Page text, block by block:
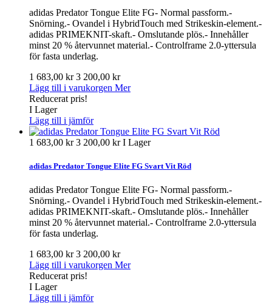
adidas Predator Tongue Elite FG- Normal passform.-
Snörning.- Ovandel i HybridTouch med Strikeskin-element.-
adidas PRIMEKNIT-skaft.- Omslutande plös.- Innehåller
minst 20 % återvunnet material.- Controlframe 2.0-yttersula
för fasta underlag.
1 683,00 kr3 200,00 kr
Lägg till i varukorgen Mer
Reducerat pris!
I Lager
Lägg till i jämför
1 683,00 kr3 200,00 krI Lager
adidas Predator Tongue Elite FG Svart Vit Röd
adidas Predator Tongue Elite FG- Normal passform.-
Snörning.- Ovandel i HybridTouch med Strikeskin-element.-
adidas PRIMEKNIT-skaft.- Omslutande plös.- Innehåller
minst 20 % återvunnet material.- Controlframe 2.0-yttersula
för fasta underlag.
1 683,00 kr3 200,00 kr
Lägg till i varukorgen Mer
Reducerat pris!
I Lager
Lägg till i jämför